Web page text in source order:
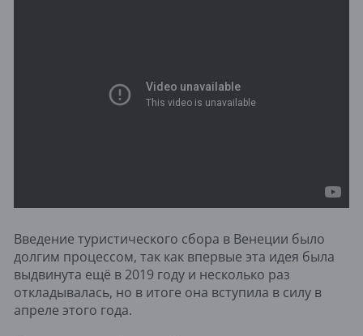
Введение туристического сбора в Венеции было
долгим процессом, так как впервые эта идея была
выдвинута ещё в 2019 году и несколько раз
откладывалась, но в итоге она вступила в силу в
апреле этого года.